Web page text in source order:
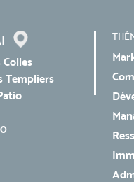
Templiers